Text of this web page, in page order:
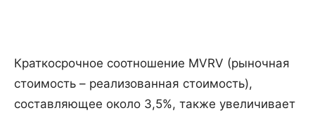
Краткосрочное соотношение MVRV (рыночная
стоимость – реализованная стоимость),
составляющее около 3,5%, также увеличивает